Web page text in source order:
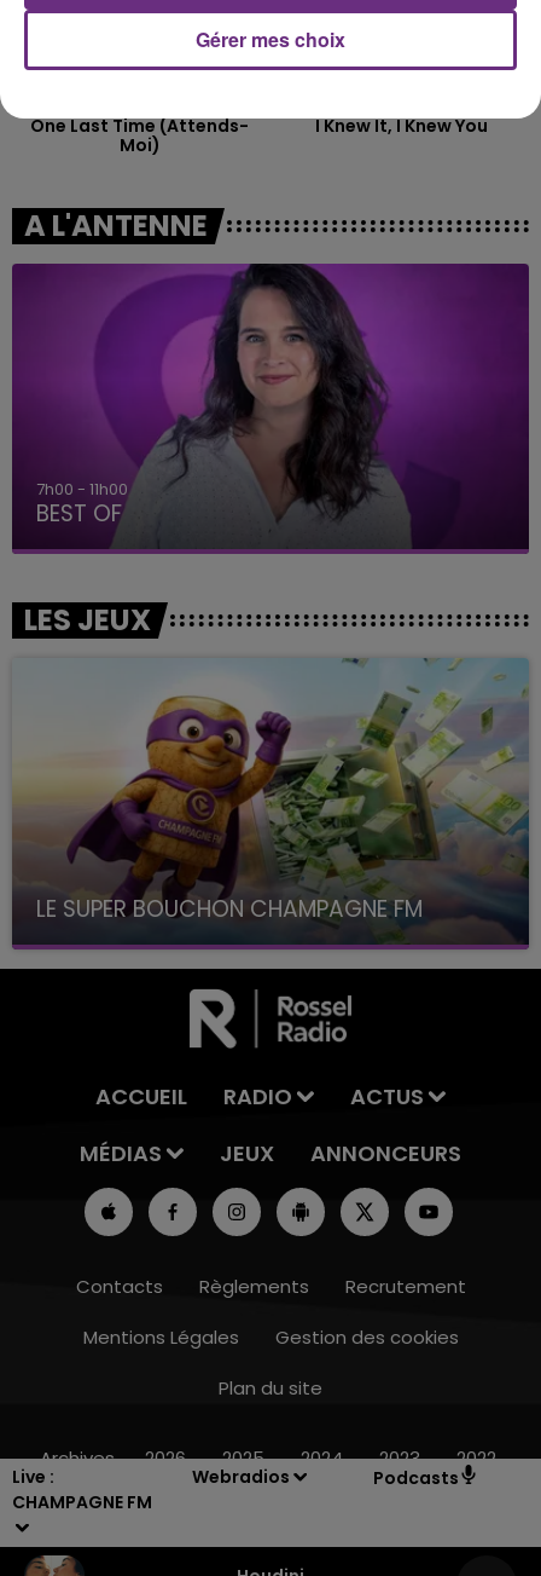
Live :
CHAMPAGNE FM
Webradios Podcasts
16h00 - 20h00
One Last Time (attends-
Moi)
I Knew It, I Knew You
A L'ANTENNE
7h00 - 11h00
BEST OF
LES JEUX
LE SUPER BOUCHON CHAMPAGNE FM
avec La Famille Champagne FM, à 8H10
ACCUEIL RADIO
ACTUS
MÉDIAS
JEUX ANNONCEURS
Contacts Règlements
Recrutement
Mentions Légales
Gestion des cookies
Plan du site
Archives 2026 2025 2024 2023 2022
Gérer mes choix